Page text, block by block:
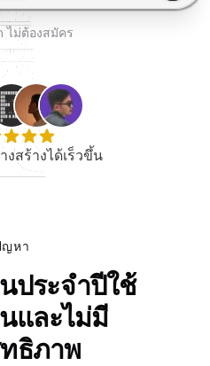
ไม่ต้องสมัคร
งสร้างได้เร็วขึ้น
ญหา
ประจำปีใช้
และไม่มี
ธิภาพ